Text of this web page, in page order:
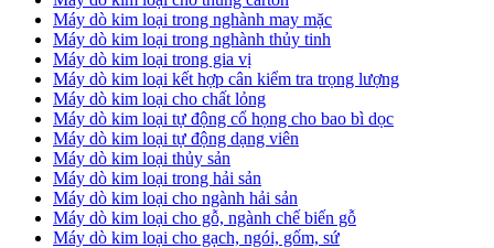
Máy dò kim loại trong nghành may mặc
Máy dò kim loại trong nghành thủy tinh
Máy dò kim loại trong gia vị
Máy dò kim loại kết hợp cân kiểm tra trọng lượng
Máy dò kim loại cho chất lỏng
Máy dò kim loại tự động cổ họng cho bao bì dọc
Máy dò kim loại tự động dạng viên
Máy dò kim loại thủy sản
Máy dò kim loại trong hải sản
Máy dò kim loại cho ngành hải sản
Máy dò kim loại cho gỗ, ngành chế biến gỗ
Máy dò kim loại cho gạch, ngói, gốm, sứ